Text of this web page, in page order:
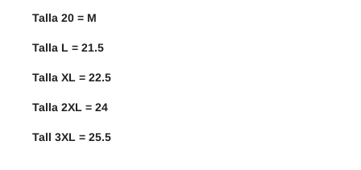
Talla 20 = M
Talla L = 21.5
Talla XL = 22.5
Talla 2XL = 24
Tall 3XL = 25.5